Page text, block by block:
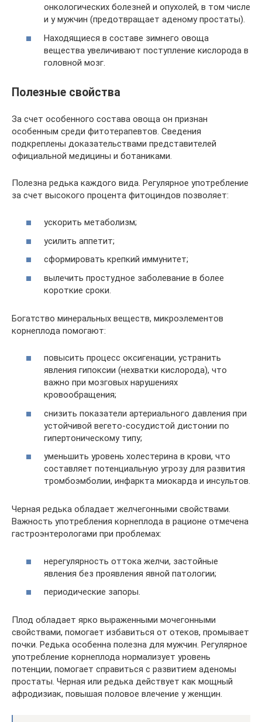
онкологических болезней и опухолей, в том числе
и у мужчин (предотвращает аденому простаты).
Находящиеся в составе зимнего овоща
вещества увеличивают поступление кислорода в
головной мозг.
Полезные свойства
За счет особенного состава овоща он признан
особенным среди фитотерапевтов. Сведения
подкреплены доказательствами представителей
официальной медицины и ботаниками.
Полезна редька каждого вида. Регулярное употребление
за счет высокого процента фитоциндов позволяет:
ускорить метаболизм;
усилить аппетит;
сформировать крепкий иммунитет;
вылечить простудное заболевание в более
короткие сроки.
Богатство минеральных веществ, микроэлементов
корнеплода помогают:
повысить процесс оксигенации, устранить
явления гипоксии (нехватки кислорода), что
важно при мозговых нарушениях
кровообращения;
снизить показатели артериального давления при
устойчивой вегето-сосудистой дистонии по
гипертоническому типу;
уменьшить уровень холестерина в крови, что
составляет потенциальную угрозу для развития
тромбоэмболии, инфаркта миокарда и инсультов.
Черная редька обладает желчегонными свойствами.
Важность употребления корнеплода в рационе отмечена
гастроэнтерологами при проблемах:
нерегулярность оттока желчи, застойные
явления без проявления явной патологии;
периодические запоры.
Плод обладает ярко выраженными мочегонными
свойствами, помогает избавиться от отеков, промывает
почки. Редька особенна полезна для мужчин. Регулярное
употребление корнеплода нормализует уровень
потенции, помогает справиться с развитием аденомы
простаты. Черная или редька действует как мощный
афродизиак, повышая половое влечение у женщин.